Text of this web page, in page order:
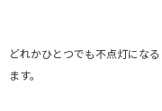
どれかひとつでも不点灯にな
ます。